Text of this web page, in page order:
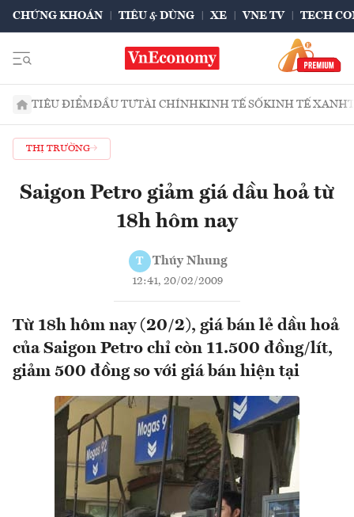
CHỨNG KHOÁN TIÊU & DÙNG XE VNE TV TECH
TIÊU ĐIỂMĐẦU TƯTÀI CHÍNHKINH TẾ SỐKINH TẾ XANH
THỊ TRƯỜNG
Saigon Petro giảm giá dầu hoả từ
18h hôm nay
T Thúy Nhung
12:41, 20/02/2009
Từ 18h hôm nay (20/2), giá bán lẻ dầu hoả
của Saigon Petro chỉ còn 11.500 đồng/lít,
giảm 500 đồng so với giá bán hiện tại